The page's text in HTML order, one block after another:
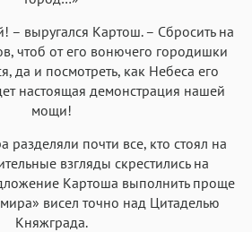
– выругался Картош. – Сбросить на
чтоб от его вонючего городишки
да и посмотреть, как Небеса его
настоящая демонстрация нашей
мощи!
почти все, кто стоял на
взгляды скрестились на
Картоша выполнить проще
висел точно над Цитаделью
Княжграда.